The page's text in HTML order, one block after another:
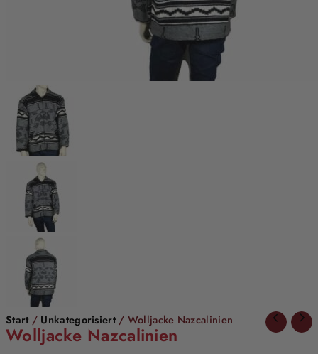
Start / Unkategorisiert/ Wolljacke Nazcalinien
Wolljacke Nazcalinien